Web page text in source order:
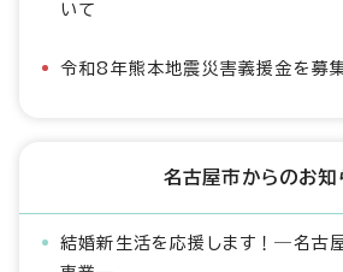
いて
令和8年熊本地震災害義援金を募
名古屋市からのお知
結婚新生活を応援します！―名古